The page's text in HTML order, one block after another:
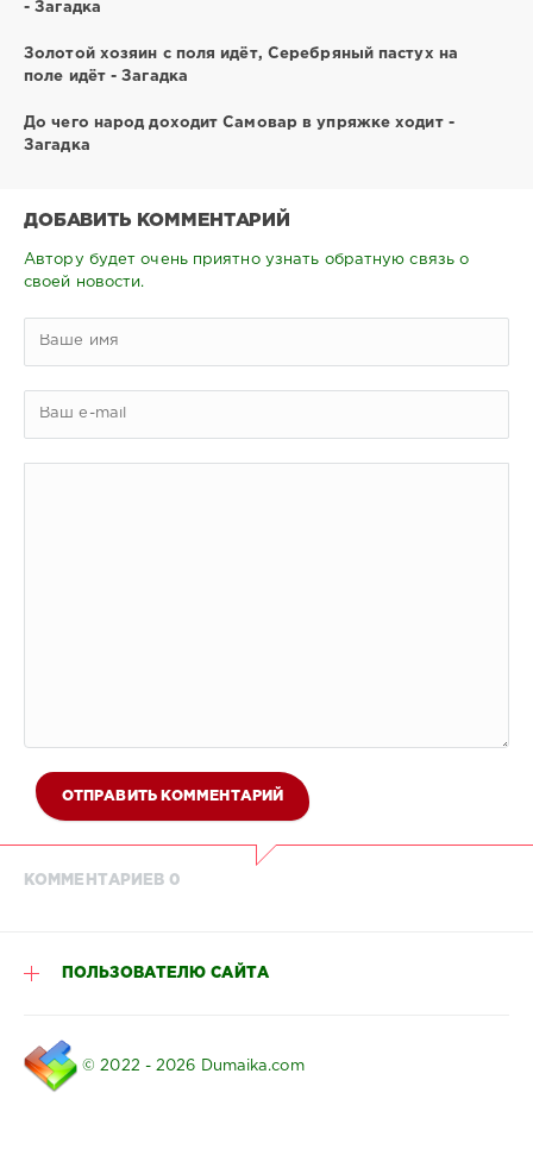
- Загадка
Золотой хозяин с поля идёт, Серебряный пастух на
поле идёт - Загадка
До чего народ доходит Самовар в упряжке ходит -
Загадка
ДОБАВИТЬ КОММЕНТАРИЙ
Автору будет очень приятно узнать обратную связь о
своей новости.
ОТПРАВИТЬ КОММЕНТАРИЙ
КОММЕНТАРИЕВ 0
ПОЛЬЗОВАТЕЛЮ САЙТА
© 2022 - 2026 Dumaika.com